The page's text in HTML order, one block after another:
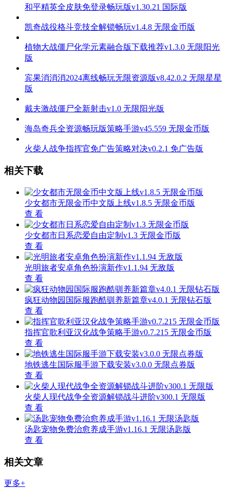
深度玩法指南：
1、时间管理系统：合理安排学习、打工与约会的时间配比
2、纪念日系统：重要日期准备特别礼物可大幅提升亲密度
3、隐藏成就体系：达成特定条件可解锁限定服饰与场景
4、多周目继承机制：保留部分道具开启新故事线更有效率
精品推荐
战略与战术2二战军事策略手游中文版v3.0.8 汉化版
网红模拟器无限金币免广告畅玩v1.0.3 无限金币版
和平精英全皮肤免登录畅玩版v1.30.21 国际版
凯奇战役格斗竞技全解锁畅玩v1.4.8 无限金币版
植物大战僵尸化学元素融合版下载推荐v1.3.0 无限阳光
版